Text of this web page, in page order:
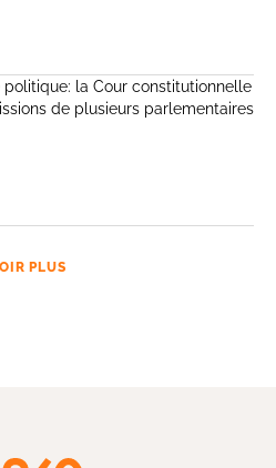
politique: la Cour constitutionnelle
de plusieurs parlementaires
PLUS